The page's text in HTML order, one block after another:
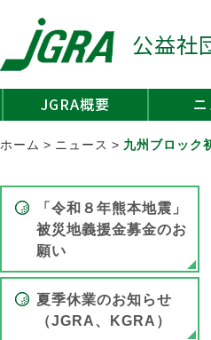
公益社
JGRA概要
ホーム > ニュース > 九州ブロック
「令和８年熊本地震」
被災地義援金募金のお
願い
夏季休業のお知らせ
（JGRA、KGRA）